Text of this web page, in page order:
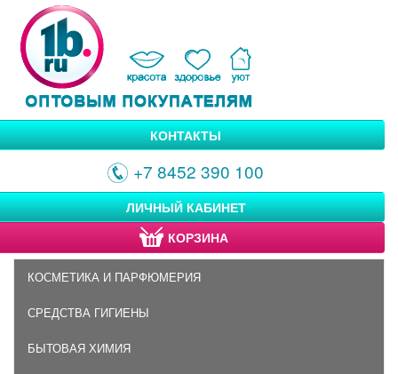
КОНТАКТЫ
+7 8452 390 100
ЛИЧНЫЙ КАБИНЕТ
КОРЗИНА
КОСМЕТИКА И ПАРФЮМЕРИЯ
СРЕДСТВА ГИГИЕНЫ
БЫТОВАЯ ХИМИЯ